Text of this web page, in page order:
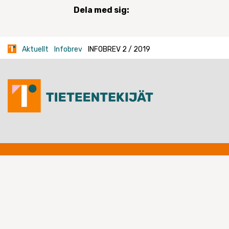
Dela med sig:
Aktuellt Infobrev INFOBREV 2 / 2019